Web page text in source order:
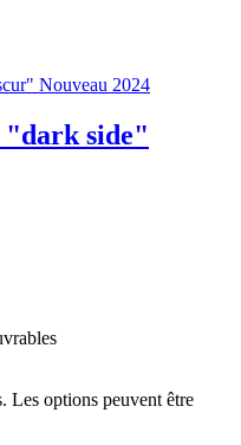
side"
Les options peuvent être